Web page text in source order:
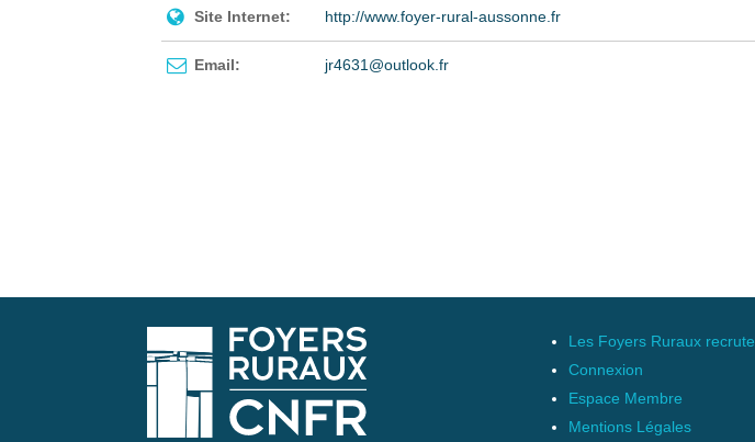
Site Internet: http://www.foyer-rural-aussonne.fr
Email: jr4631@outlook.fr
Les Foyers Ruraux
Connexion
Espace Membre
Mentions Légales